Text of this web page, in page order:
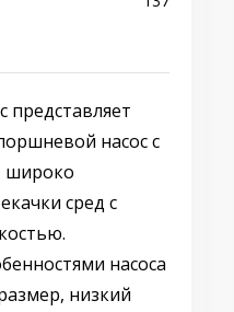
представляет
насос с
широко
сред с
насоса
низкий